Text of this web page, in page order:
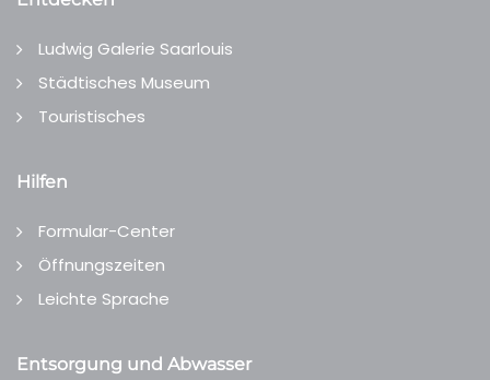
Ludwig Galerie Saarlouis
Städtisches Museum
Touristisches
Hilfen
Formular-Center
Öffnungszeiten
Leichte Sprache
Entsorgung und Abwasser